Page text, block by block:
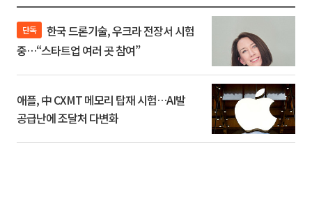
단독
중…“스타트업 여러 곳 참여”
애플, 中 CXMT 메모리 탑재 시험…AI발
공급난에 조달처 다변화